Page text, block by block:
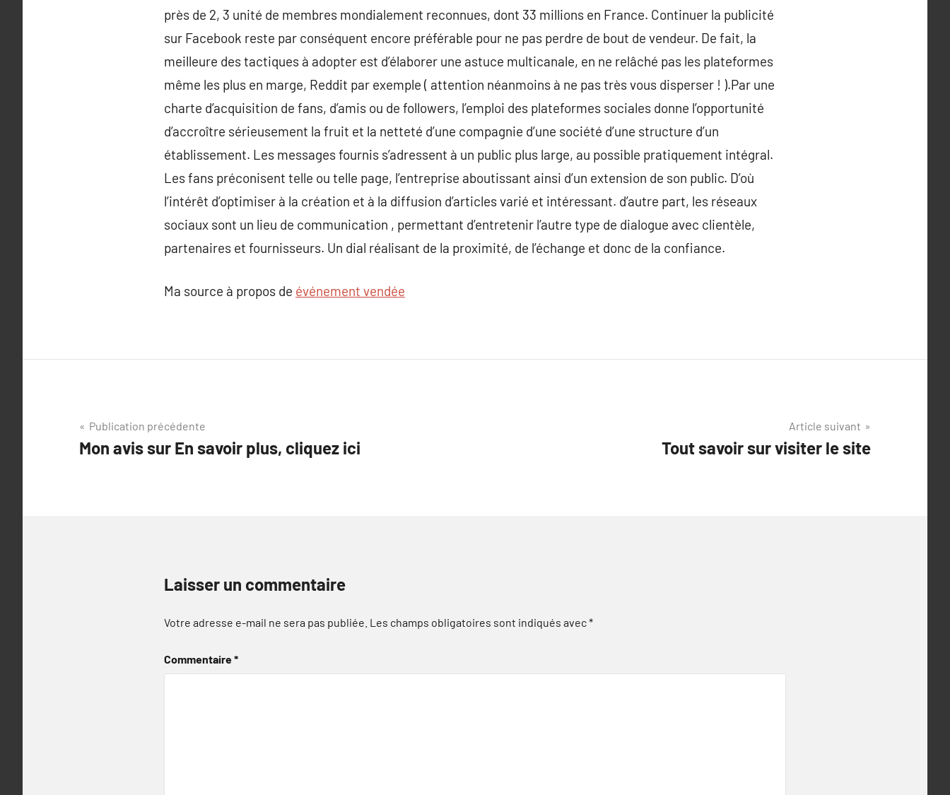
près de 2, 3 unité de membres mondialement reconnues, dont 33 millions en France. Continuer la publicité
sur Facebook reste par conséquent encore préférable pour ne pas perdre de bout de vendeur. De fait, la
meilleure des tactiques à adopter est d’élaborer une astuce multicanale, en ne relâché pas les plateformes
même les plus en marge, Reddit par exemple ( attention néanmoins à ne pas très vous disperser ! ).Par une
charte d’acquisition de fans, d’amis ou de followers, l’emploi des plateformes sociales donne l’opportunité
d’accroître sérieusement la fruit et la netteté d’une compagnie d’une société d’une structure d’un
établissement. Les messages fournis s’adressent à un public plus large, au possible pratiquement intégral.
Les fans préconisent telle ou telle page, l’entreprise aboutissant ainsi d’un extension de son public. D’où
l’intérêt d’optimiser à la création et à la diffusion d’articles varié et intéressant. d’autre part, les réseaux
sociaux sont un lieu de communication , permettant d’entretenir l’autre type de dialogue avec clientèle,
partenaires et fournisseurs. Un dial réalisant de la proximité, de l’échange et donc de la confiance.
Ma source à propos de événement vendée
Navigation
de
Publication précédente
Mon avis sur En savoir plus, cliquez ici
Article suivant
Tout savoir sur visiter le site
Laisser un commentaire
Votre adresse e-mail ne sera pas publiée. Les champs obligatoires sont indiqués avec*
Commentaire*